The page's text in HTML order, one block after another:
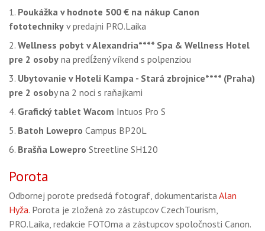
1. Poukážka v hodnote 500 € na nákup Canon
fototechniky v predajni PRO.Laika
2. Wellness pobyt v Alexandria**** Spa & Wellness Hotel
pre 2 osoby na predĺžený víkend s polpenziou
3. Ubytovanie v Hoteli Kampa - Stará zbrojnice**** (Praha)
pre 2 osoby na 2 noci s raňajkami
4. Grafický tablet Wacom Intuos Pro S
5. Batoh Lowepro Campus BP20L
6. Brašňa Lowepro Streetline SH120
Porota
Odbornej porote predsedá fotograf, dokumentaristaAlan
Hyža. Porota je zložená zo zástupcov CzechTourism,
PRO.Laika, redakcie FOTOma a zástupcov spoločnosti Canon.